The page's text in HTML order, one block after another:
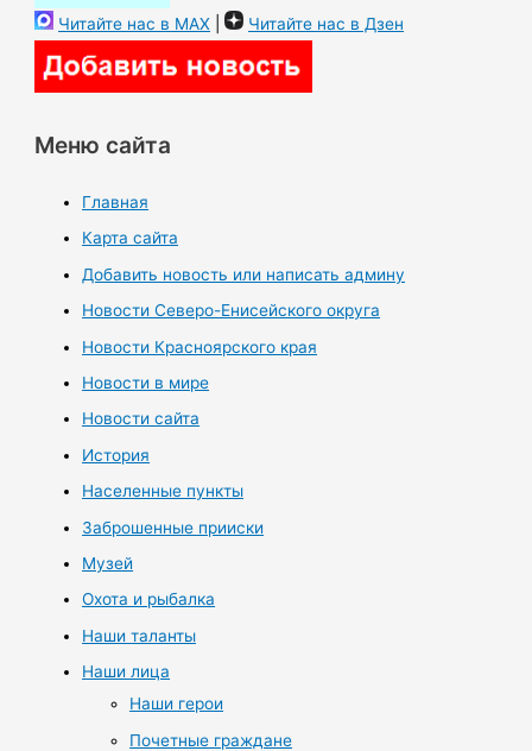
Читайте нас в MAX | Читайте нас в Дзен
Меню сайта
Главная
Карта сайта
Добавить новость или написать админу
Новости Северо-Енисейского округа
Новости Красноярского края
Новости в мире
Новости сайта
История
Населенные пункты
Заброшенные прииски
Музей
Охота и рыбалка
Наши таланты
Наши лица
Наши герои
Почетные граждане